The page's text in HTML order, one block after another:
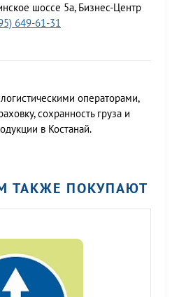
шоссе 5а, Бизнес-Центр
649-61-31
операторами,
сохранность груза и
в Костанай.
ТАКЖЕ ПОКУПАЮТ